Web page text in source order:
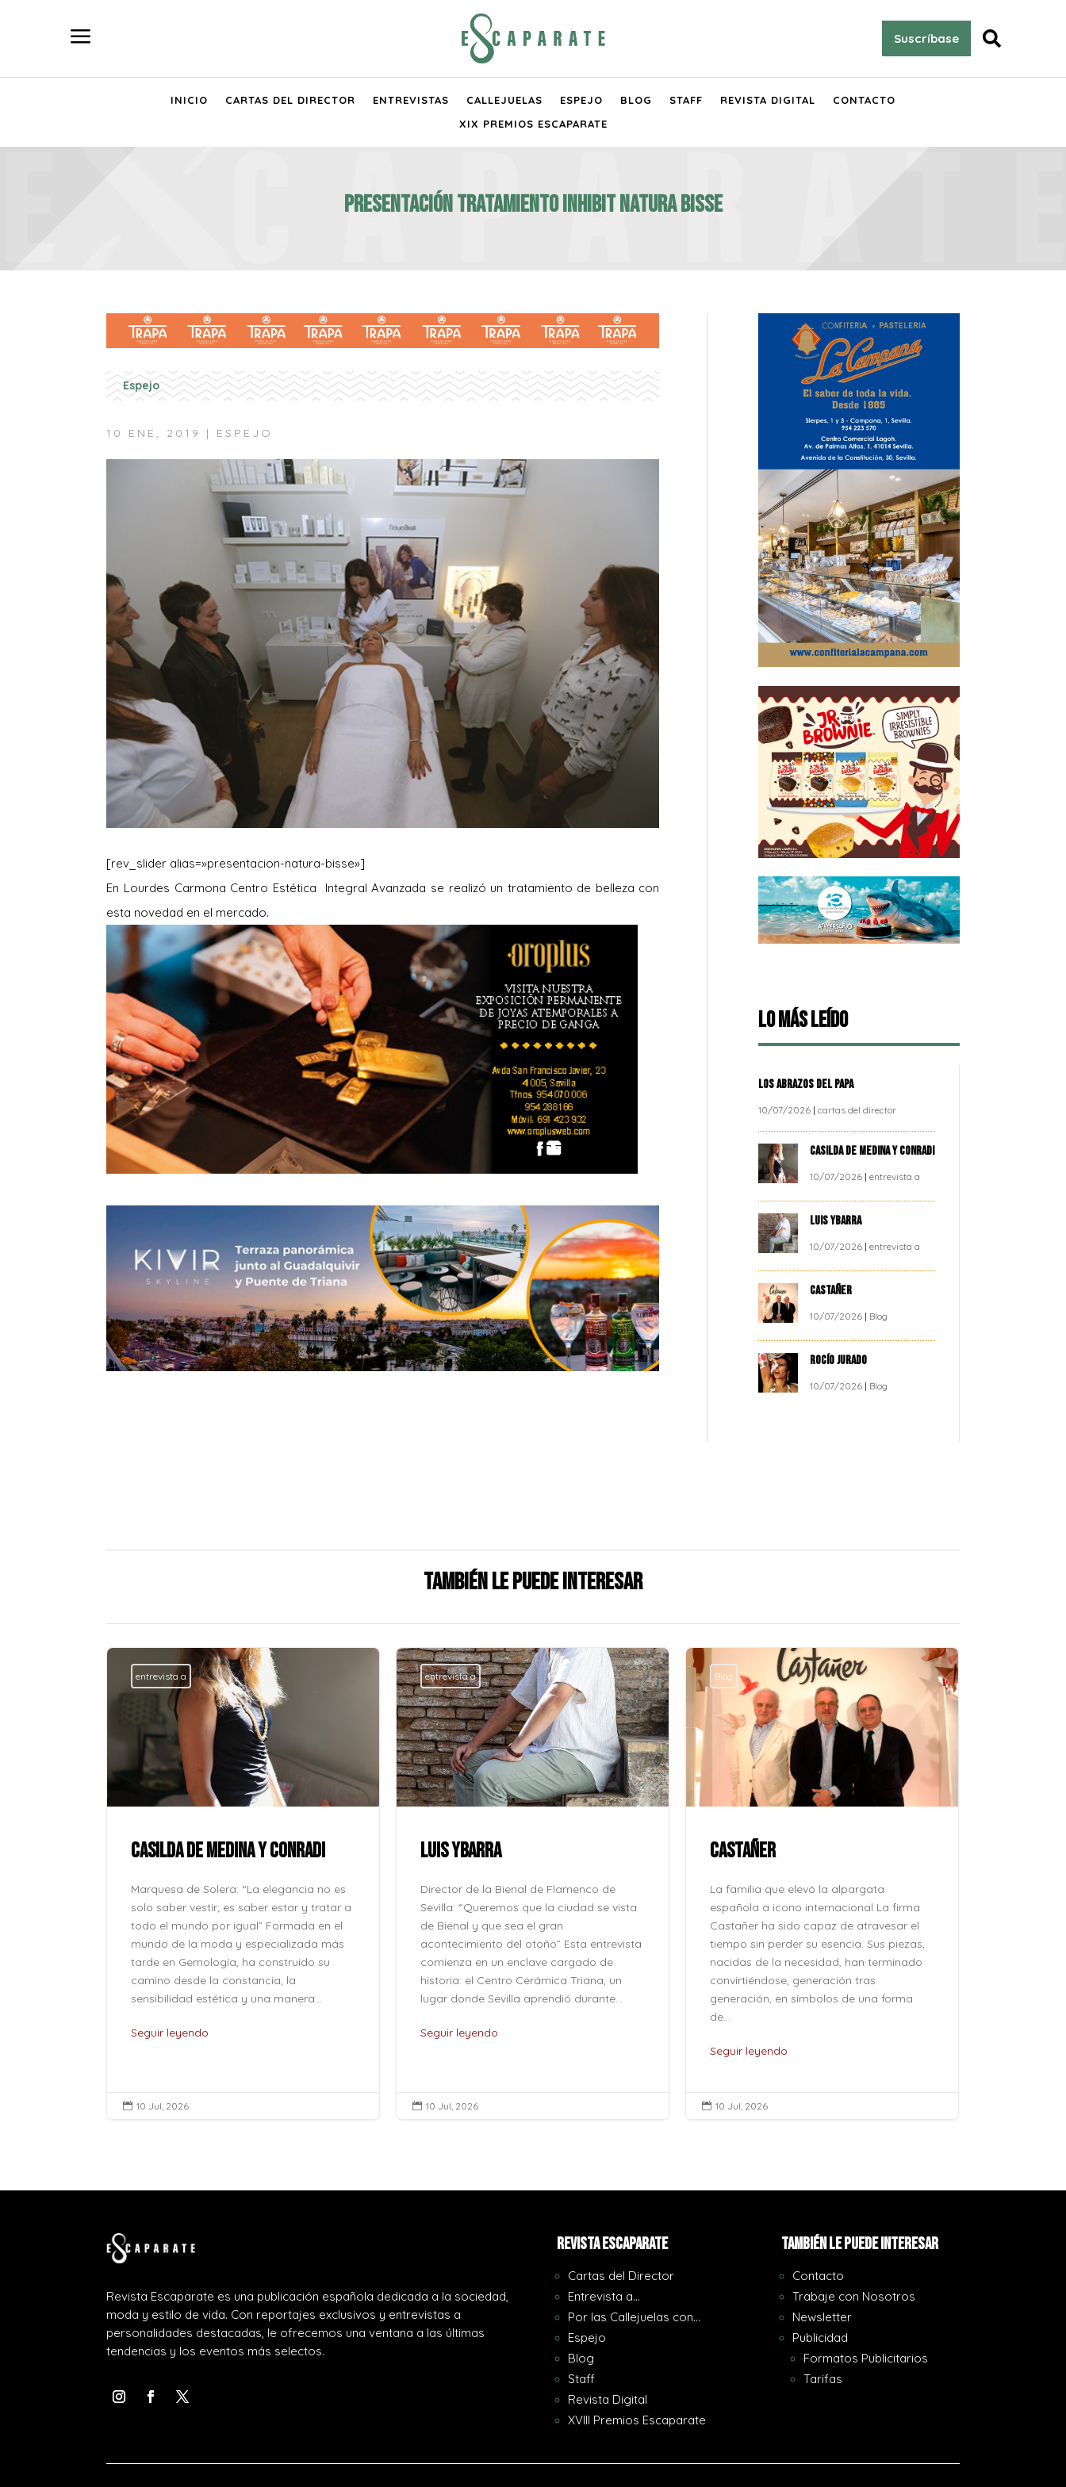
a Suscríbase 
INICIO CARTAS DEL DIRECTOR ENTREVISTAS CALLEJUELAS ESPEJO BLOG STAFF REVISTA DIGITAL
CONTACTO
XIX PREMIOS ESCAPARATE
Presentación Tratamiento Inhibit Natura Bisse
Espejo
10 ENE, 2019 | ESPEJO
[rev_slider alias=»presentacion-natura-bisse»]
En Lourdes Carmona Centro Estética Integral Avanzada se realizó un tratamiento de belleza con
esta novedad en el mercado.
Lo más leído
LOS ABRAZOS DEL PAPA
10/07/2026 |cartas del director
CASILDA DE MEDINA Y CONRADI
10/07/2026 |entrevista a
LUIS YBARRA
10/07/2026 |entrevista a
CASTAÑER
10/07/2026 | Blog
ROCÍO JURADO
10/07/2026 | Blog
También le puede interesar
entrevista a
CASILDA DE MEDINA Y CONRADI
Marquesa de Solera: “La elegancia no es
solo saber vestir; es saber estar y tratar a
todo el mundo por igual” Formada en el
mundo de la moda y especializada más
tarde en Gemología, ha construido su
camino desde la constancia, la
sensibilidad estética y una manera...
Seguir leyendo
 10 Jul, 2026
entrevista a
LUIS YBARRA
Director de la Bienal de Flamenco de
Sevilla: “Queremos que la ciudad se vista
de Bienal y que sea el gran
acontecimiento del otoño” Esta entrevista
comienza en un enclave cargado de
historia: el Centro Cerámica Triana, un
lugar donde Sevilla aprendió durante...
Seguir leyendo
 10 Jul, 2026
Blog
CASTAÑER
La familia que elevó la alpargata
española a icono internacional La firma
Castañer ha sido capaz de atravesar el
tiempo sin perder su esencia. Sus piezas,
nacidas de la necesidad, han terminado
convirtiéndose, generación tras
generación, en símbolos de una forma
de...
Seguir leyendo
 10 Jul, 2026
Revista Escaparate es una publicación española dedicada a la sociedad,
moda y estilo de vida. Con reportajes exclusivos y entrevistas a
personalidades destacadas, le ofrecemos una ventana a las últimas
tendencias y los eventos más selectos.
REVISTA ESCAPARATE
Cartas del Director
Entrevista a…
Por las Callejuelas con…
Espejo
Blog
Staff
Revista Digital
XVIII Premios Escaparate
También le puede interesar
Contacto
Trabaje con Nosotros
Newsletter
Publicidad
Formatos Publicitarios
Tarifas